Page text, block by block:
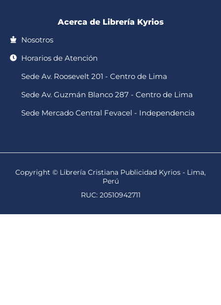
Acerca de Librería Kyrios
Nosotros
Horarios de Atención
Sede Av. Roosevelt 201 - Centro de Lima
Sede Av. Guzmán Blanco 287 - Centro de Lima
Sede Mercado Central Fevacel - Independencia
Copyright © Librería Cristiana Publicidad Kyrios - Lima,
Perú
RUC: 20510942711